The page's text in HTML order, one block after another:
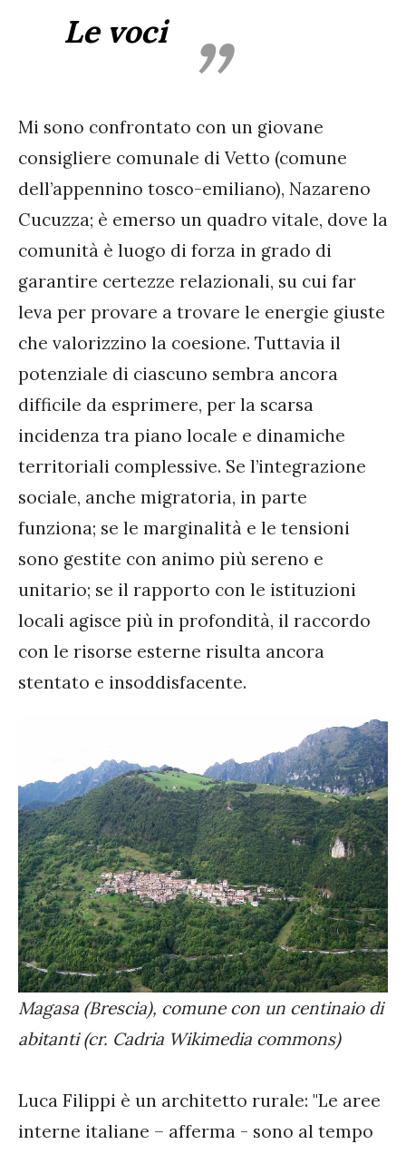
Le voci
Mi sono confrontato con un giovane
consigliere comunale di Vetto (comune
dell’appennino tosco-emiliano), Nazareno
Cucuzza; è emerso un quadro vitale, dove la
comunità è luogo di forza in grado di
garantire certezze relazionali, su cui far
leva per provare a trovare le energie giuste
che valorizzino la coesione. Tuttavia il
potenziale di ciascuno sembra ancora
difficile da esprimere, per la scarsa
incidenza tra piano locale e dinamiche
territoriali complessive. Se l’integrazione
sociale, anche migratoria, in parte
funziona; se le marginalità e le tensioni
sono gestite con animo più sereno e
unitario; se il rapporto con le istituzioni
locali agisce più in profondità, il raccordo
con le risorse esterne risulta ancora
stentato e insoddisfacente.
Magasa (Brescia), comune con un centinaio di
abitanti (cr. Cadria Wikimedia commons)
Luca Filippi è un architetto rurale: "Le aree
interne italiane – afferma - sono al tempo